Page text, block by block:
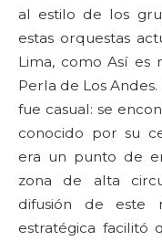
al estilo de los
estas orquestas
Lima, como Así es
Perla de Los
fue casual: se
conocido por su
era un punto de
zona de alta
difusión de este
estratégica facilitó